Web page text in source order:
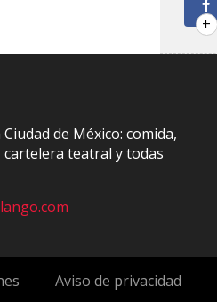
+
de México: comida,
cartelera teatral y todas
Aviso de privacidad